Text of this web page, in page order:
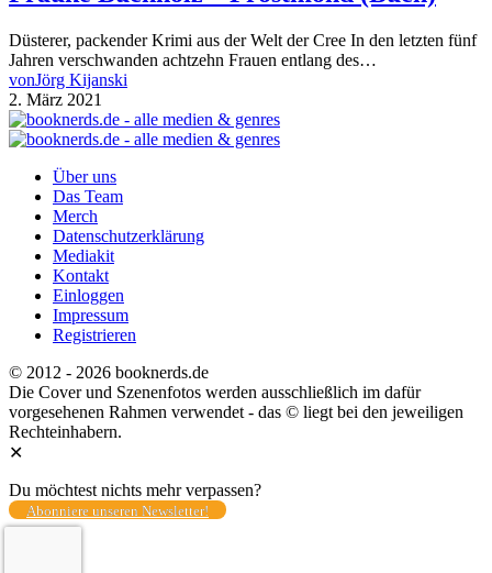
Düsterer, packender Krimi aus der Welt der Cree In den letzten fünf
Jahren verschwanden achtzehn Frauen entlang des…
vonJörg Kijanski
2. März 2021
Über uns
Das Team
Merch
Datenschutzerklärung
Mediakit
Kontakt
Einloggen
Impressum
Registrieren
© 2012 - 2026 booknerds.de
Die Cover und Szenenfotos werden ausschließlich im dafür
vorgesehenen Rahmen verwendet - das © liegt bei den jeweiligen
Rechteinhabern.
✕
Du möchtest nichts mehr verpassen?
Abonniere unseren Newsletter!